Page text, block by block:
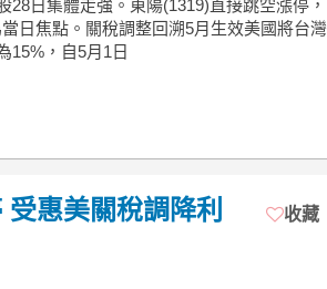
日集體走強。東陽(1319)直接跳空漲停，
日焦點。關稅調整回溯5月生效美國將台灣
15%，自5月1日
惠美關稅調降利
收藏